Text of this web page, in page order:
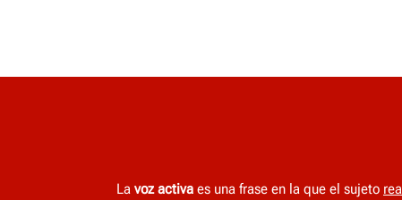
La voz activa es una frase en la que el sujeto